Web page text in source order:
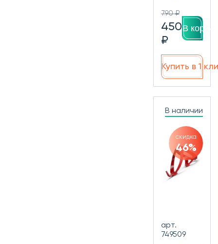
790 ₽
450
₽
В
Купить в 1
В наличии
скидка
46%
арт.
749509